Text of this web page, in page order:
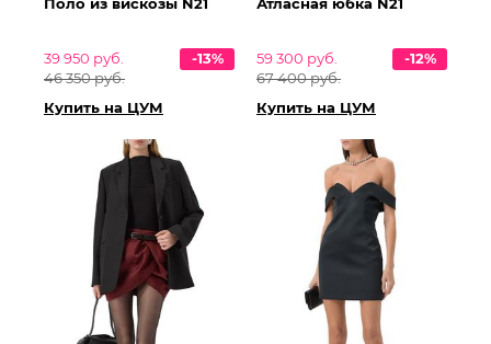
39 950 руб.
46 350 руб.
-13%
Купить на ЦУМ
59 300 руб.
67 400 руб.
-12%
Купить на ЦУМ